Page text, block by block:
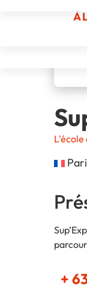
À
+